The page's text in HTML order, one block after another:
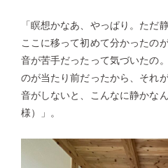
「瞑想かなあ、やっぱり。ただ
ここに移って初めて分かったの
音が苦手だったって気づいたの
のが当たり前だったから、それ
音がしないと、こんなに静かな
様）」。